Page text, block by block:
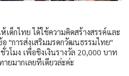
ด็กไทย ได้ใช้ความคิดสร้างสรรค์และ
"การส่งเสริมมรดกวัฒนธรรมไทย"
วโมง เพื่อชิงเงินรางวัล 20,000 บาท
ยมากเลยทีเดียวล่ะค่ะ